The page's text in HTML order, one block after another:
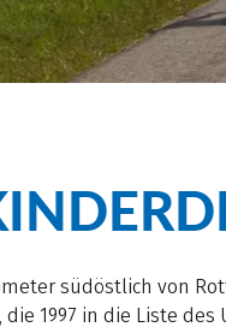
südöstlich von
1997 in die Liste des